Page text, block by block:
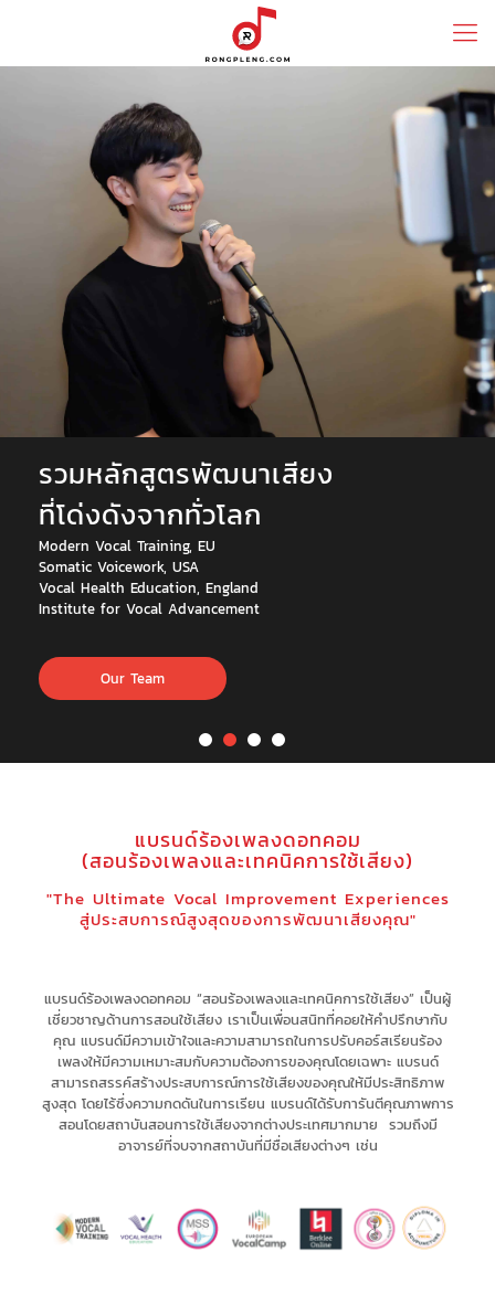
รวมหลักสูตรพัฒนาเสียง
ที่โด่งดังจากทั่วโลก
Modern Vocal Training, EU
Somatic Voicework, USA
Vocal Health Education, England
Institute for Vocal Advancement
Our Team
แบรนด์ร้องเพลงดอทคอม
(สอนร้องเพลงและเทคนิคการใช้เสียง)
"The Ultimate Vocal Improvement Experiences
สู่ประสบการณ์สูงสุดของการพัฒนาเสียงคุณ"
แบรนด์ร้องเพลงดอทคอม “สอนร้องเพลงและเทคนิคการใช้เสียง” เป็นผู้
เชี่ยวชาญด้านการสอนใช้เสียง เราเป็นเพื่อนสนิทที่คอยให้คำปรึกษากับ
คุณ แบรนด์มีความเข้าใจและความสามารถในการปรับคอร์สเรียนร้อง
เพลงให้มีความเหมาะสมกับความต้องการของคุณโดยเฉพาะ แบรนด์
สามารถสรรค์สร้างประสบการณ์การใช้เสียงของคุณให้มีประสิทธิภาพ
สูงสุด โดยไร้ซึ่งความกดดันในการเรียน แบรนด์ได้รับการันตีคุณภาพการ
สอนโดยสถาบันสอนการใช้เสียงจากต่างประเทศมากมาย รวมถึงมี
อาจารย์ที่จบจากสถาบันที่มีชื่อเสียงต่างๆ เช่น